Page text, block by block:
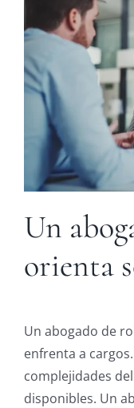
Un
orienta
Un abogado de
enfrenta a
complejidades
disponibles. Un